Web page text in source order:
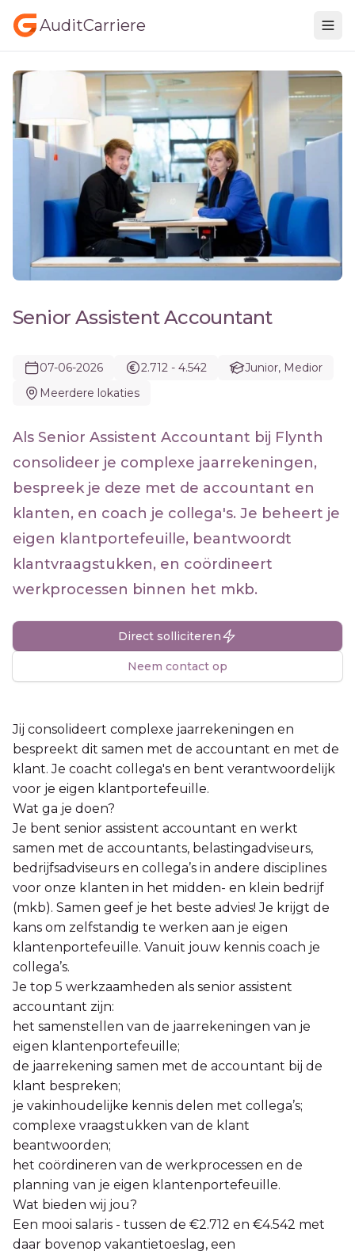
AuditCarriere
Senior Assistent Accountant
07-06-2026 2.712 - 4.542
Junior, Medior
Meerdere lokaties
Als Senior Assistent Accountant bij Flynth
consolideer je complexe jaarrekeningen,
bespreek je deze met de accountant en
klanten, en coach je collega's. Je beheert je
eigen klantportefeuille, beantwoordt
klantvraagstukken, en coördineert
werkprocessen binnen het mkb.
Direct solliciteren
Neem contact op
Jij consolideert complexe jaarrekeningen en
bespreekt dit samen met de accountant en met de
klant. Je coacht collega's en bent verantwoordelijk
voor je eigen klantportefeuille.
Wat ga je doen?
Je bent senior assistent accountant en werkt
samen met de accountants, belastingadviseurs,
bedrijfsadviseurs en collega’s in andere disciplines
voor onze klanten in het midden- en klein bedrijf
(mkb). Samen geef je het beste advies! Je krijgt de
kans om zelfstandig te werken aan je eigen
klantenportefeuille. Vanuit jouw kennis coach je
collega’s.
Je top 5 werkzaamheden als senior assistent
accountant zijn:
het samenstellen van de jaarrekeningen van je
eigen klantenportefeuille;
de jaarrekening samen met de accountant bij de
klant bespreken;
je vakinhoudelijke kennis delen met collega’s;
complexe vraagstukken van de klant
beantwoorden;
het coördineren van de werkprocessen en de
planning van je eigen klantenportefeuille.
Wat bieden wij jou?
Een mooi salaris - tussen de €2.712 en €4.542 met
daar bovenop vakantietoeslag, een